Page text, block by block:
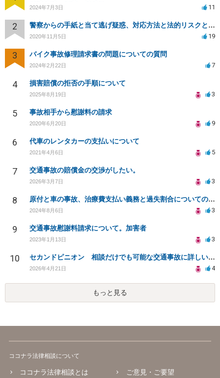
2024年7月3日 11
2 警察からの手紙と当て逃げ疑惑、対応方法と法的リスクとは？
2020年11月5日 19
3 バイク事故修理請求書の問題についての質問
2024年2月22日 7
4 損害賠償の拒否の手順について
2025年8月19日 3
5 事故相手から慰謝料の請求
2020年6月20日 9
6 代車のレンタカーの支払いについて
2021年4月6日 5
7 交通事故の賠償金の交渉がしたい。
2026年3月7日 3
8 原付と車の事故、治療費支払い義務と過失割合についての相談
2024年8月6日 3
9 交通事故慰謝料請求について。加害者
2023年1月13日 3
10 セカンドピニオン 相談だけでも可能な交通事故に詳しい弁護士さんを探してます
2026年4月21日 4
もっと見る
ココナラ法律相談について
ココナラ法律相談とは ご意見・ご要望